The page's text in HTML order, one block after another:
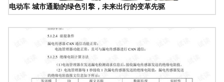
电动车 城市通勤的绿色引擎，未来出行的变革先驱